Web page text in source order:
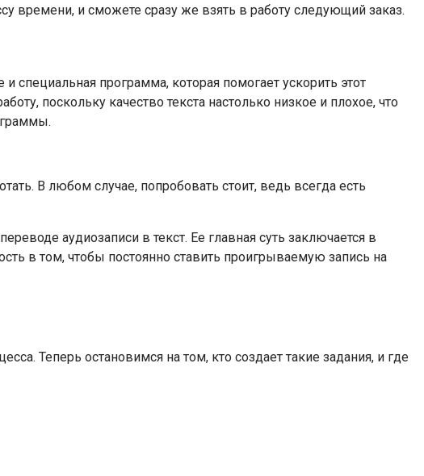
времени, и сможете сразу же взять в работу следующий заказ.
специальная программа, которая помогает ускорить этот
поскольку качество текста настолько низкое и плохое, что
В любом случае, попробовать стоит, ведь всегда есть
аудиозаписи в текст. Ее главная суть заключается в
в том, чтобы постоянно ставить проигрываемую запись на
Теперь остановимся на том, кто создает такие задания, и где